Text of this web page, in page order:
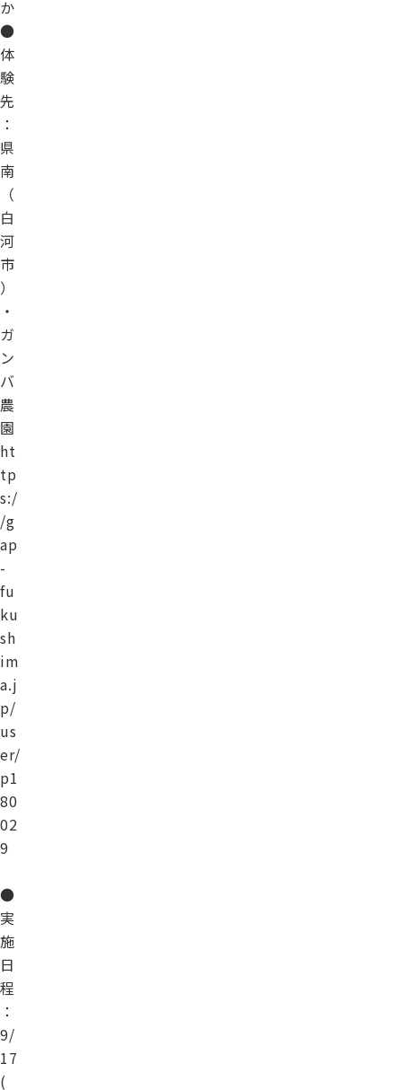
か
●
体
験
先
：
県
南
（
白
河
市
）
・
ガ
ン
バ
農
園
ht
tp
s:/
/g
ap
-
fu
ku
sh
im
a.j
p/
us
er/
p1
80
02
9
●
実
施
日
程
：
9/
17
(